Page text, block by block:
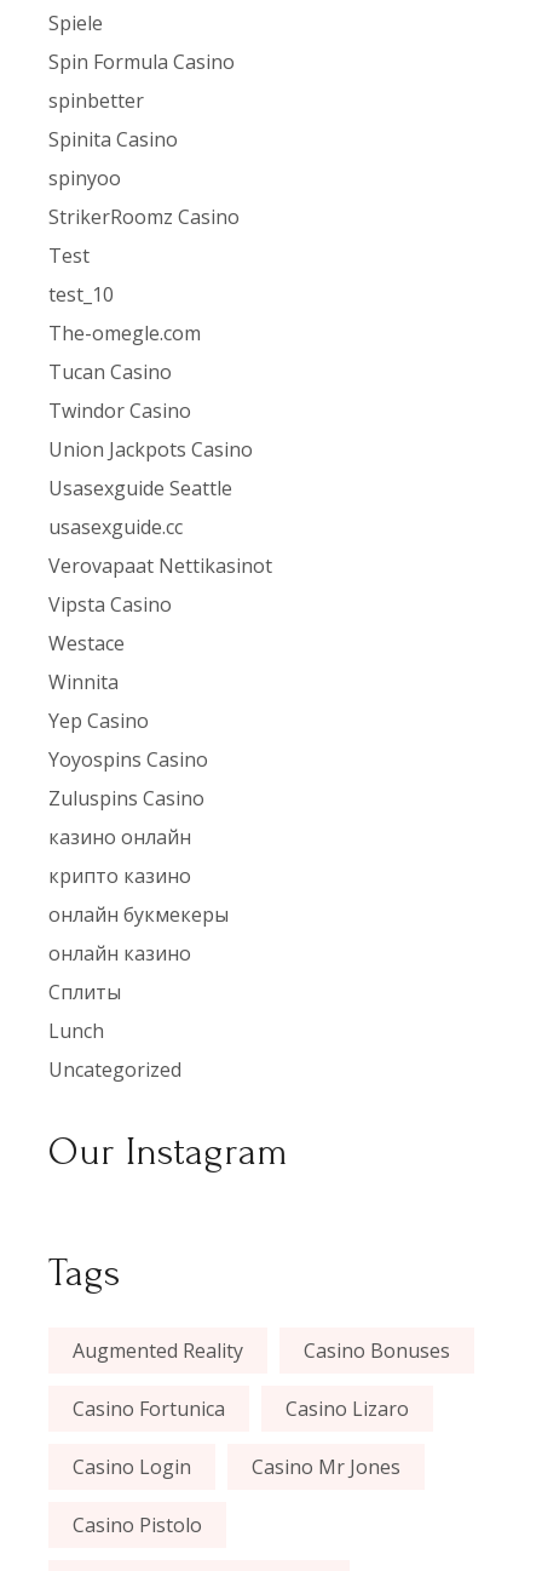
Spiele
Spin Formula Casino
spinbetter
Spinita Casino
spinyoo
StrikerRoomz Casino
Test
test_10
The-omegle.com
Tucan Casino
Twindor Casino
Union Jackpots Casino
Usasexguide Seattle
usasexguide.cc
Verovapaat Nettikasinot
Vipsta Casino
Westace
Winnita
Yep Casino
Yoyospins Casino
Zuluspins Casino
казино онлайн
крипто казино
онлайн букмекеры
онлайн казино
Сплиты
Lunch
Uncategorized
Our Instagram
Tags
Augmented Reality Casino Bonuses
Casino Fortunica Casino Lizaro
Casino Login Casino Mr Jones
Casino Pistolo